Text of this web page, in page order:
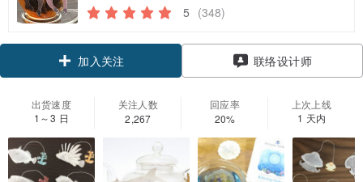
5 (348)
加入关注 联络设计师
出货速度
1～3 日
关注人数
2,267
回应率
20%
上次上线
1 天内